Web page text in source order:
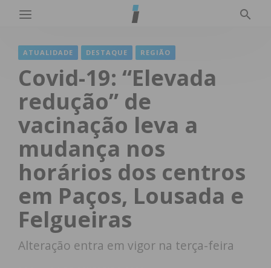
ATUALIDADE DESTAQUE REGIÃO
Covid-19: “Elevada
redução” de
vacinação leva a
mudança nos
horários dos centros
em Paços, Lousada e
Felgueiras
Alteração entra em vigor na terça-feira